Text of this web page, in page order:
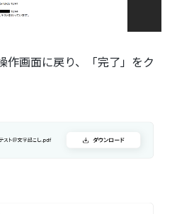
作画面に戻り、「完了」をク